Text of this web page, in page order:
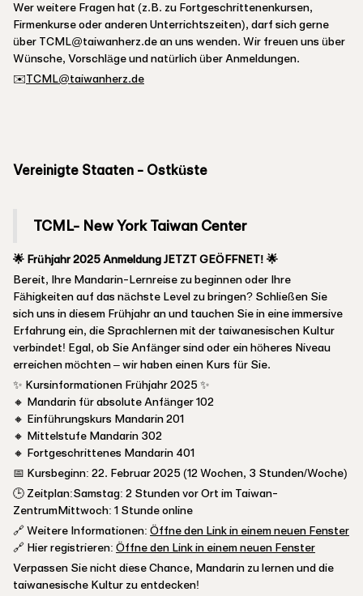
Wer weitere Fragen hat (z.B. zu Fortgeschrittenenkursen,
Firmenkurse oder anderen Unterrichtszeiten), darf sich gerne
über TCML@taiwanherz.de an uns wenden. Wir freuen uns über
Wünsche, Vorschläge und natürlich über Anmeldungen.
✉️TCML@taiwanherz.de
Vereinigte Staaten - Ostküste
TCML- New York Taiwan Center
🌟 Frühjahr 2025 Anmeldung JETZT GEÖFFNET! 🌟
Bereit, Ihre Mandarin-Lernreise zu beginnen oder Ihre
Fähigkeiten auf das nächste Level zu bringen? Schließen Sie
sich uns in diesem Frühjahr an und tauchen Sie in eine immersive
Erfahrung ein, die Sprachlernen mit der taiwanesischen Kultur
verbindet! Egal, ob Sie Anfänger sind oder ein höheres Niveau
erreichen möchten – wir haben einen Kurs für Sie.
✨ Kursinformationen Frühjahr 2025 ✨
🔸 Mandarin für absolute Anfänger 102
🔸 Einführungskurs Mandarin 201
🔸 Mittelstufe Mandarin 302
🔸 Fortgeschrittenes Mandarin 401
📅 Kursbeginn: 22. Februar 2025 (12 Wochen, 3 Stunden/Woche)
🕒 Zeitplan:Samstag: 2 Stunden vor Ort im Taiwan-
ZentrumMittwoch: 1 Stunde online
🔗 Weitere Informationen: Öffne den Link in einem neuen Fenster
🔗 Hier registrieren: Öffne den Link in einem neuen Fenster
Verpassen Sie nicht diese Chance, Mandarin zu lernen und die
taiwanesische Kultur zu entdecken!